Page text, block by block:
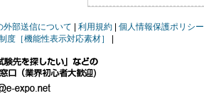
外部送信について 利用規約 個人情報保護ポリシー
度［機能性表示対応素材］